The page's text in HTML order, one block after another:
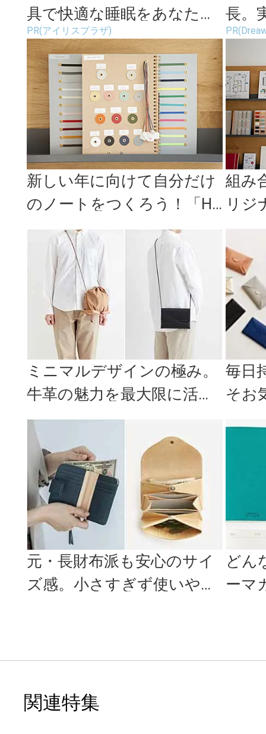
具で快適な睡眠をあなた
に。
PR(アイリスプラザ)
長。
ます
新しい年に向けて自分だけ
のノートをつくろう！「HI
NINE NOTE（ハイナイン...
組み
リジ
ミニマルデザインの極み。
牛革の魅力を最大限に活か
した「i ro se」のミニショ...
毎日
そお
元・長財布派も安心のサイ
ズ感。小さすぎず使いやす
どん
ーマ
関連特集